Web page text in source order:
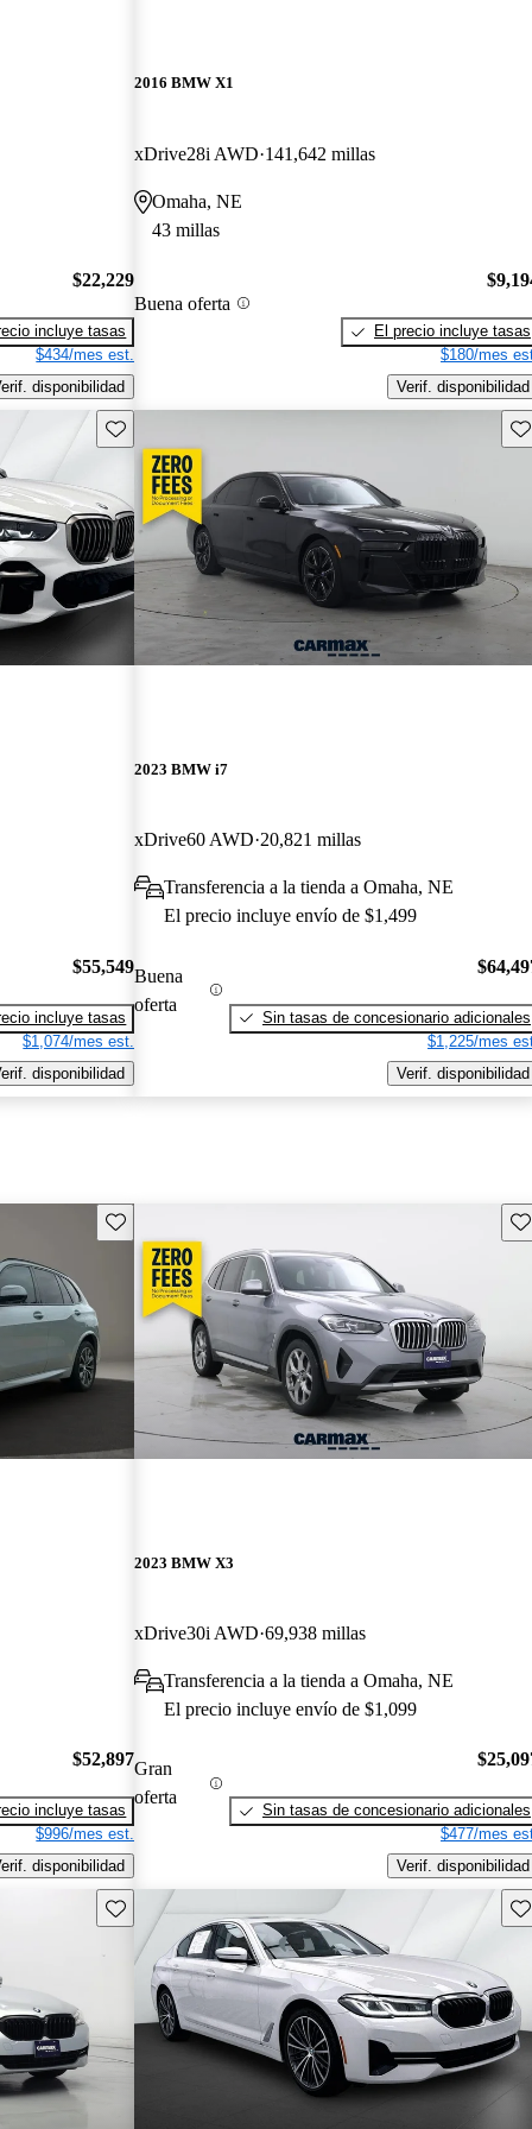
$22,229
incluye tasas
$434/mes est.
disponibilidad
2016 BMW X1
xDrive28i AWD 141,642 millas
Omaha, NE
43 millas
Buena oferta
El precio incluye tasas
$180/mes
Verif. disponibilidad
Guarda este Aviso
$55,549
incluye tasas
$1,074/mes est.
disponibilidad
2023 BMW i7
xDrive60 AWD 20,821 millas
Transferencia a la tienda a Omaha, NE
El precio incluye envío de $1,499
Buena
oferta
Sin tasas de concesionario adicionales
$1,225/mes
Verif. disponibilidad
Guarda este Aviso
$52,897
incluye tasas
$996/mes est.
disponibilidad
2023 BMW X3
xDrive30i AWD 69,938 millas
Transferencia a la tienda a Omaha, NE
El precio incluye envío de $1,099
Gran
oferta
Sin tasas de concesionario adicionales
$477/mes
Verif. disponibilidad
Guarda este Aviso